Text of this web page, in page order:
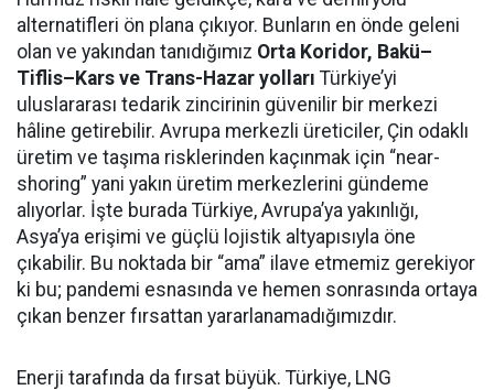
alternatifleri ön plana çıkıyor. Bunların en önde geleni
olan ve yakından tanıdığımız Orta Koridor, Bakü–
Tiflis–Kars ve Trans-Hazar yolları Türkiye’yi
uluslararası tedarik zincirinin güvenilir bir merkezi
hâline getirebilir. Avrupa merkezli üreticiler, Çin odaklı
üretim ve taşıma risklerinden kaçınmak için “near-
shoring” yani yakın üretim merkezlerini gündeme
alıyorlar. İşte burada Türkiye, Avrupa’ya yakınlığı,
Asya’ya erişimi ve güçlü lojistik altyapısıyla öne
çıkabilir. Bu noktada bir “ama” ilave etmemiz gerekiyor
ki bu; pandemi esnasında ve hemen sonrasında ortaya
çıkan benzer fırsattan yararlanamadığımızdır.
Enerji tarafında da fırsat büyük. Türkiye, LNG